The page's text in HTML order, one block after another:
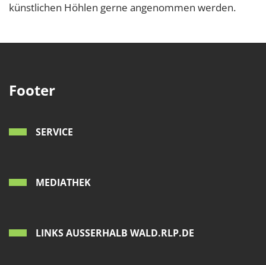
künstlichen Höhlen gerne angenommen werden.
Footer
SERVICE
MEDIATHEK
LINKS AUSSERHALB WALD.RLP.DE